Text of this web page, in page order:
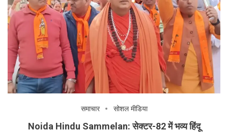
समाचार सोशल मीडिया
Noida Hindu Sammelan: सेक्टर-82 में भव्य हिंदू